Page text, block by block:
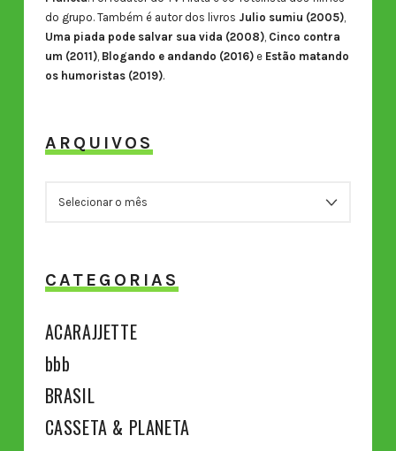
do grupo. Também é autor dos livros Julio sumiu (2005),
Uma piada pode salvar sua vida (2008), Cinco contra
um (2011), Blogando e andando (2016)e Estão matando
os humoristas (2019).
ARQUIVOS
CATEGORIAS
ACARAJJETTE
bbb
BRASIL
CASSETA & PLANETA